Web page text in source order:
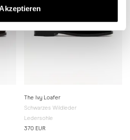
The Ivy Loafer
Schwarzes Wildleder
Ledersohle
370 EUR